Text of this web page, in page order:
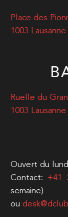
Place des
1003 Lausanne
Ruelle du
1003 Lausanne
Ouvert du
Contact: +41
semaine)
ou